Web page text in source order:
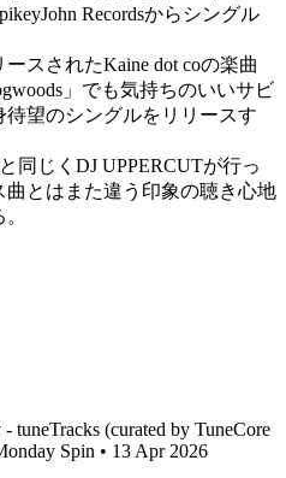
Recordsからシングル
スされたKaine dot coの楽曲
」でも気持ちのいいサビ
望のシングルをリリースす
同じくDJ UPPERCUTが行っ
とはまた違う印象の聴き心地
tuneTracks (curated by TuneCore
Spin • 13 Apr 2026